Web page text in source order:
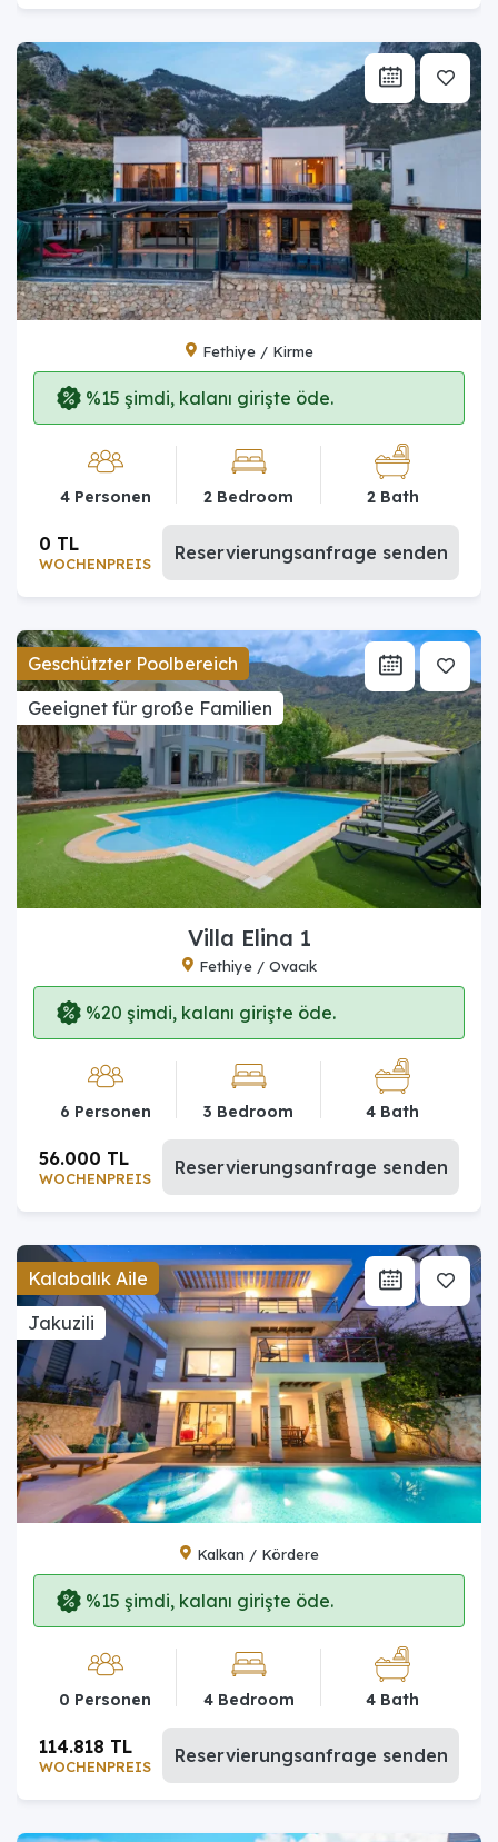
Fethiye / Kirme
%15 şimdi, kalanı girişte öde.
4 Personen 2 Bedroom 2 Bath
WOCHENPREIS
0 TL Reservierungsanfrage senden
Geschützter Poolbereich
Geeignet für große Familien
Villa Elina 1
Fethiye / Ovacık
%20 şimdi, kalanı girişte öde.
6 Personen 3 Bedroom 4 Bath
WOCHENPREIS
56.000 TL Reservierungsanfrage senden
Kalabalık Aile
Jakuzili
Kalkan / Kördere
%15 şimdi, kalanı girişte öde.
0 Personen 4 Bedroom 4 Bath
WOCHENPREIS
114.818 TL Reservierungsanfrage senden